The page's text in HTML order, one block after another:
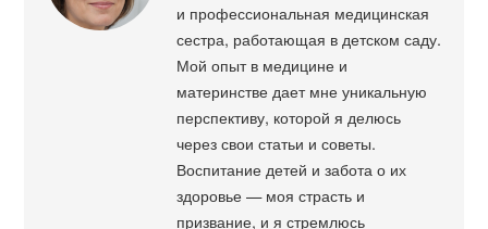
и профессиональная медицинская
сестра, работающая в детском саду.
Мой опыт в медицине и
материнстве дает мне уникальную
перспективу, которой я делюсь
через свои статьи и советы.
Воспитание детей и забота о их
здоровье — моя страсть и
призвание, и я стремлюсь